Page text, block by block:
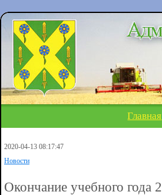
Главная
2020-04-13 08:17:47
Новости
Окончание учебного года